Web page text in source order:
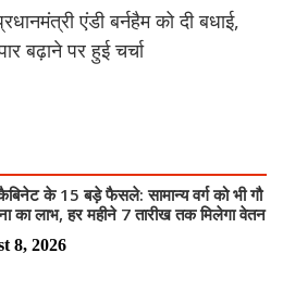
एंडी बर्नहैम को दी बधाई,
बढ़ाने पर हुई चर्चा
के 15 बड़े फैसले: सामान्य वर्ग को भी गौ
का लाभ, हर महीने 7 तारीख तक मिलेगा वेतन
8, 2026